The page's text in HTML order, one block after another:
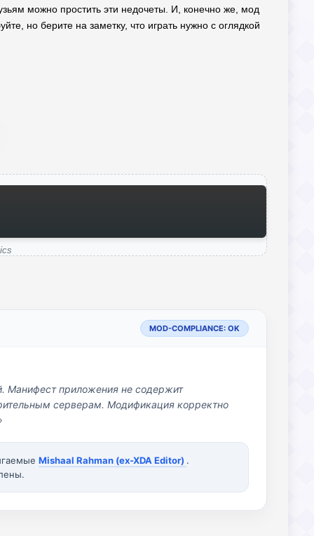
можно простить эти недочеты. И, конечно же, мод
но берите на заметку, что играть нужно с оглядкой
MOD-COMPLIANCE: OK
Манифест приложения не содержит
серверам. Модификация корректно
Mishaal Rahman (ex-XDA Editor) .